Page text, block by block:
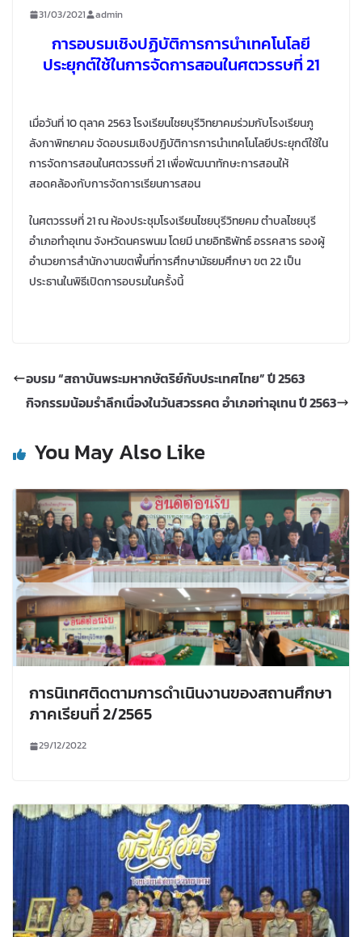
31/03/2021 admin
การอบรมเชิงปฏิบัติการการนำเทคโนโลยี
ประยุกต์ใช้ในการจัดการสอนในศตวรรษที่ 21
เมื่อวันที่ 10 ตุลาค 2563 โรงเรียนไชยบุรีวิทยาคมร่วมกับโรงเรียนภู
ลังกาพิทยาคม จัดอบรมเชิงปฏิบัติการการนำเทคโนโลยีประยุกต์ใช้ใน
การจัดการสอนในศตวรรษที่ 21 เพื่อพัฒนาทักษะการสอนให้
สอดคล้องกับการจัดการเรียนการสอน
ในศตวรรษที่ 21 ณ ห้องประชุมโรงเรียนไชยบุรีวิทยคม ตำบลไชยบุรี
อำเภอทำอุเทน จังหวัดนครพนม โดยมี นายอิทธิพัทธ์ อรรคสาร รองผู้
อำนวยการสำนักงานขตพื้นที่การศึกษามัธยมศึกษา ขต 22 เป็น
ประธานในพิธีเปิดการอบรมในครั้งนี้
อบรม “สถาบันพระมหากษัตริย์กับประเทศไทย” ปี 2563
กิจกรรมน้อมรำลึกเนื่องในวันสวรรคต อำเภอท่าอุเทน ปี 2563
You May Also Like
การนิเทศติดตามการดำเนินงานของสถานศึกษา
ภาคเรียนที่ 2/2565
29/12/2022